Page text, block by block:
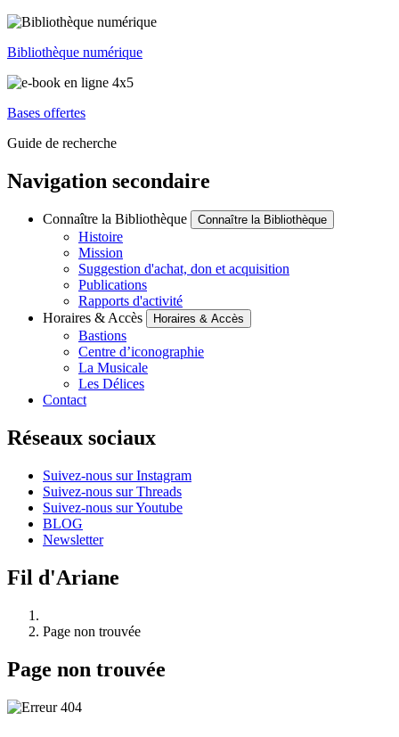
Bibliothèque numérique
Bases offertes
Guide de recherche
Navigation secondaire
Connaître la Bibliothèque Connaître la Bibliothèque
Histoire
Mission
Suggestion d'achat, don et acquisition
Publications
Rapports d'activité
Horaires & Accès
Horaires & Accès
Bastions
Centre d’iconographie
La Musicale
Les Délices
Contact
Réseaux sociaux
Suivez-nous sur Instagram
Suivez-nous sur Threads
Suivez-nous sur Youtube
BLOG
Newsletter
Fil d'Ariane
Page non trouvée
Page non trouvée